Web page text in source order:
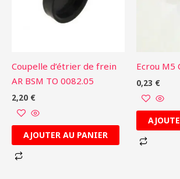
Coupelle d’étrier de frein
AR BSM TO 0082.05
2,20 €
AJOUTER AU PANIER
Ecrou M5
0,23 €